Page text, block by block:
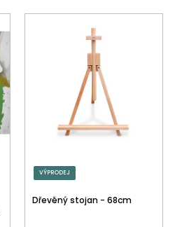
VÝPRODEJ
Dřevěný stojan - 68cm